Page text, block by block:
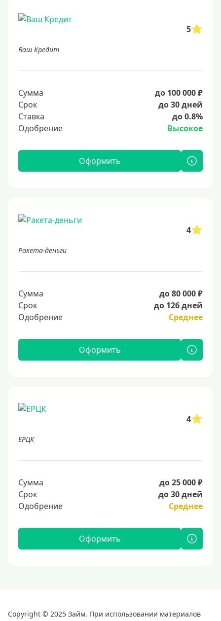
5
Ваш Кредит
Сумма
до 100 000 ₽
Срок
до 30 дней
Ставка
до 0.8%
Одобрение
Высокое
Оформить
4
Ракета-деньги
Сумма
до 80 000 ₽
Срок
до 126 дней
Одобрение
Среднее
Оформить
4
ЕРЦК
Сумма
до 25 000 ₽
Срок
до 30 дней
Одобрение
Среднее
Оформить
Copyright © 2025 Займ. При использовании материалов